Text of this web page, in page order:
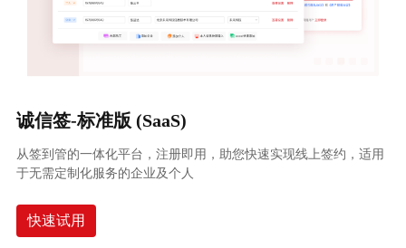
诚信签-标准版 (SaaS)
从签到管的一体化平台，注册即用，助您快速实现线上签约，适用
于无需定制化服务的企业及个人
快速试用